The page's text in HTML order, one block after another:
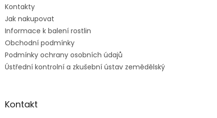
Kontakty
Jak nakupovat
Informace k balení rostlin
Obchodní podmínky
Podmínky ochrany osobních údajů
Ústřední kontrolní a zkušební ústav zemědělský
Kontakt